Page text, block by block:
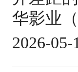
华影业
2026-05-